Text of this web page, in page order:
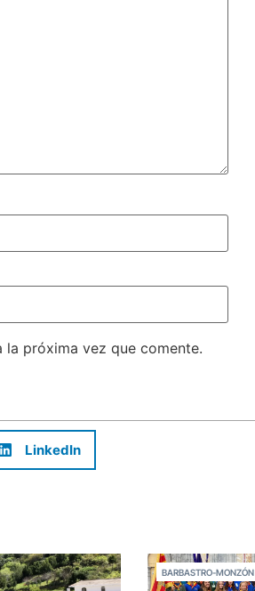
próxima vez que comente.
LinkedIn
BARBASTRO-MONZÓN